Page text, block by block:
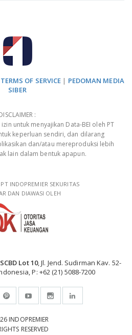
TERMS OF SERVICE | PEDOMAN MEDIA
SIBER
:
untuk menyajikan Data-BEI oleh PT
keperluan sendiri, dan dilarang
dan/atau mereproduksi lebih
lain dalam bentuk apapun.
INDOPREMIER SEKURITAS
DAN DIAWASI OLEH
Lot 10, Jl. Jend. Sudirman Kav. 52-
P: +62 (21) 5088-7200
INDOPREMIER
RESERVED